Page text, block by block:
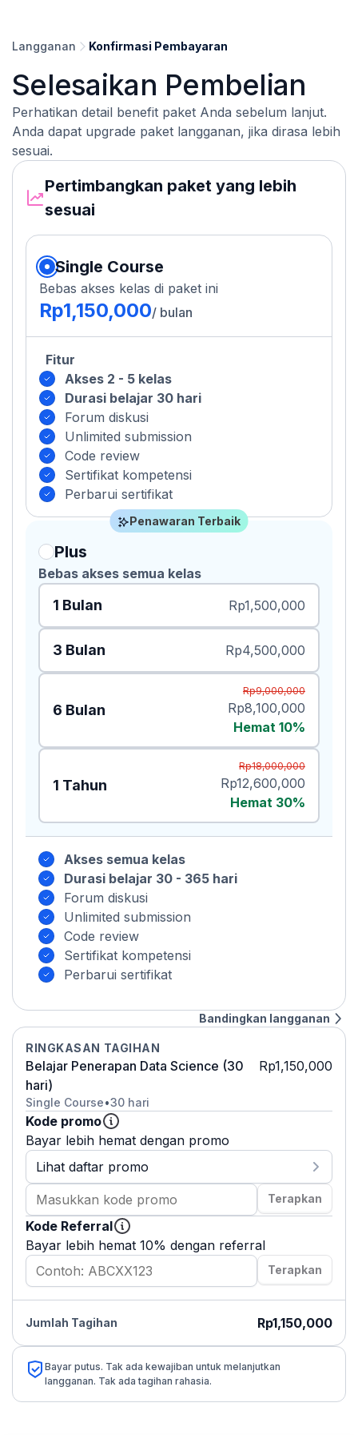
Langganan Konfirmasi Pembayaran
Selesaikan Pembelian
Perhatikan detail benefit paket Anda sebelum lanjut.
Anda dapat upgrade paket langganan, jika dirasa lebih
sesuai.
Pertimbangkan paket yang lebih
sesuai
Single Course
Bebas akses kelas di paket ini
Rp1,150,000/ bulan
Fitur
Akses 2 - 5 kelas
Durasi belajar 30 hari
Forum diskusi
Unlimited submission
Code review
Sertifikat kompetensi
Perbarui sertifikat
Penawaran Terbaik
Plus
Bebas akses semua kelas
1 Bulan Rp1,500,000
3 Bulan Rp4,500,000
6 Bulan
Rp9,000,000
Rp8,100,000
Hemat 10%
1 Tahun
Rp18,000,000
Rp12,600,000
Hemat 30%
Akses semua kelas
Durasi belajar 30 - 365 hari
Forum diskusi
Unlimited submission
Code review
Sertifikat kompetensi
Perbarui sertifikat
Bandingkan langganan
RINGKASAN TAGIHAN
Belajar Penerapan Data Science (30
hari)
Rp1,150,000
Single Course•30 hari
Kode promo
Bayar lebih hemat dengan promo
Lihat daftar promo
Terapkan
Kode Referral
Bayar lebih hemat 10% dengan referral
Terapkan
Jumlah Tagihan Rp1,150,000
Bayar putus. Tak ada kewajiban untuk melanjutkan
langganan. Tak ada tagihan rahasia.